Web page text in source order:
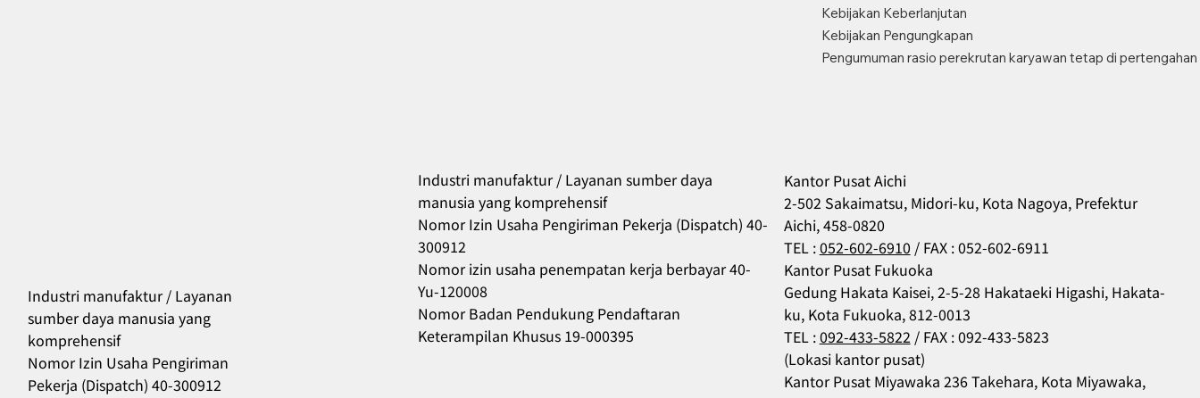
Kebijakan Keberlanjutan
Kebijakan Pengungkapan
Pengumuman rasio perekrutan karyawan tetap di pertengahan
556
Industri manufaktur / Layanan
sumber daya manusia yang
komprehensif
Nomor Izin Usaha Pengiriman
Pekerja (Dispatch) 40-300912
Industri manufaktur / Layanan sumber daya
manusia yang komprehensif
Nomor Izin Usaha Pengiriman Pekerja (Dispatch) 40-
300912
Nomor izin usaha penempatan kerja berbayar 40-
Yu-120008
Nomor Badan Pendukung Pendaftaran
Keterampilan Khusus 19-000395
Kantor Pusat Aichi
2-502 Sakaimatsu, Midori-ku, Kota Nagoya, Prefektur
Aichi, 458-0820
TEL :052-602-6910 / FAX : 052-602-6911
Kantor Pusat Fukuoka
Gedung Hakata Kaisei, 2-5-28 Hakataeki Higashi, Hakata-
ku, Kota Fukuoka, 812-0013
TEL :092-433-5822 / FAX : 092-433-5823
(Lokasi kantor pusat)
Kantor Pusat Miyawaka 236 Takehara, Kota Miyawaka,